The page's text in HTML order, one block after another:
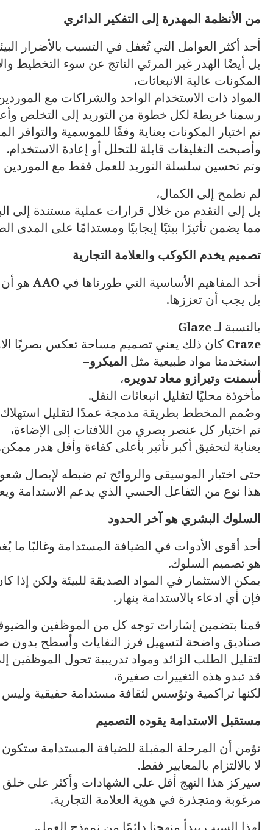
من الأنظمة المهدرة إلى التفكير الدائري
أحد أكثر العوامل التي تُغفل في التسبب بالأضرار
بل أيضًا الهدر غير المرئي الناتج عن سوء التخطيط
المكونات عالية الانبعاثات،
المواد ذات الاستخدام الواحد والشراكات مع
رسمنا خريطة لكل خطوة من التوريد إلى التخلص
تم اختيار المكونات بعناية وفقًا للموسمية والتوافر
وأصبحت التغليفات قابلة للتحلل أو إعادة الاستخدام.
وتم تحسين سلسلة التوريد للعمل فقط مع الموردين
لم نطمح إلى الكمال،
بل إلى التقدم من خلال قرارات عملية مستندة إلى
مما يضمن تأثيرًا بيئيًا إيجابيًا ومستدامًا على المدى
تصميم يخدم الكوكب والعلامة التجارية
أحد المفاهيم الأساسية التي طورناها في AAO هو أن
بل يجب أن تعززها.
بالنسبة لـGlaze
Craze كان ذلك يعني تصميم مساحة تعكس بصريًا
استخدمنا مواد طبيعية مثل الميكرو–
أسمنت وتيرازو معاد تدويره،
مأخوذة محليًا لتقليل انبعاثات النقل.
وصُمم المخطط بطريقة مدمجة عمدًا لتقليل استهلاك
تم اختيار كل عنصر بصري من اللافتات إلى الإضاءة،
بعناية لتحقيق أكبر تأثير بأعلى كفاءة وأقل هدر
حتى اختيار الموسيقى والروائح تم ضبطه لإيصال
هذا نوع من التفاعل الحسي الذي يدعم الاستدامة
السلوك البشري هو آخر الحدود
أحد أقوى الأدوات في الضيافة المستدامة وغالبًا ما
هو تصميم السلوك.
يمكن الاستثمار في المواد الصديقة للبيئة ولكن
فإن أي ادعاء بالاستدامة ينهار.
قمنا بتضمين إشارات توجه كل من الموظفين
صناديق واضحة لتسهيل فرز النفايات وأسطح بدون
لتقليل الطلب الزائد ومواد تدريبية تحول الموظفين
قد تبدو هذه التغييرات صغيرة،
لكنها تراكمية وتؤسس لثقافة مستدامة حقيقية
مستقبل الاستدامة يقوده التصميم
نؤمن أن المرحلة المقبلة للضيافة المستدامة
لا بالالتزام بالمعايير فقط.
سيركز هذا النهج أقل على الشهادات وأكثر على
مرغوبة ومتجذرة في هوية العلامة التجارية.
لهذا السبب يبدأ منهجنا دائمًا من نموذج العمل.